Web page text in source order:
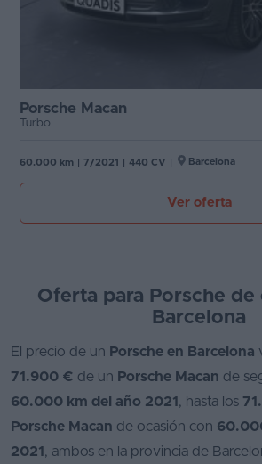
Vender
coche
Blog
de
Cambio
Carrocería
Porsche Macan
Turbo
60.000 km 7/2021 440 CV Barcelona
Ver oferta
Oferta para Porsche de
Barcelona
El precio de un Porsche en Barcelona
71.900 € de un Porsche Macan de
60.000 km del año 2021, hasta los
Porsche Macan de ocasión con
2021, ambos en la provincia de